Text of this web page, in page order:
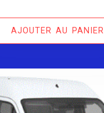
AJOUTER AU PANIER